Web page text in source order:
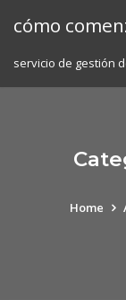
cómo
servicio de gestión
Home